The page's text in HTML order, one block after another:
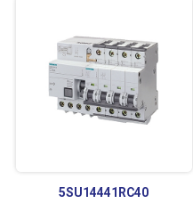
5SU14441RC40